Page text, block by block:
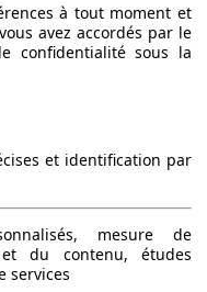
1833 mm
1802 mm
2682 mm
2186 kg
à tout moment et
avez accordés par le
confidentialité sous la
et identification par
mesure de
du contenu, études
services